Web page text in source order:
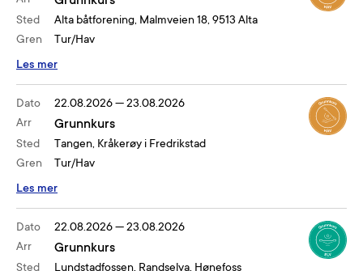
Sted
Gren
Alta båtforening, Malmveien 18, 9513 Alta
Tur/Hav
Les mer
Dato
Arr
Sted
Gren
22.08.2026—23.08.2026
Grunnkurs
Tangen, Kråkerøy i Fredrikstad
Tur/Hav
Les mer
Dato
Arr
22.08.2026—23.08.2026
Grunnkurs